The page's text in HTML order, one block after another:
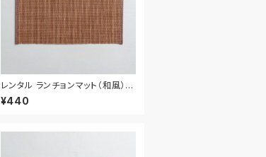
レンタル ランチョンマット（和風） 4
4.5cm｜MAW016
¥440